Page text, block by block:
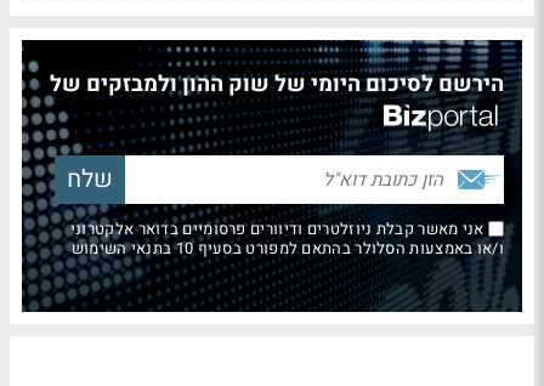
הירשם לסיכום היומי של שוק ההון ולמבזקים של
אני מאשר קבלת ניוזלטרים ודיוורים פרסומיים בדואר אלקטרוני
ו/או באמצעות הסלולר בהתאם למפורט בסעיף 10 בתנאי השימוש